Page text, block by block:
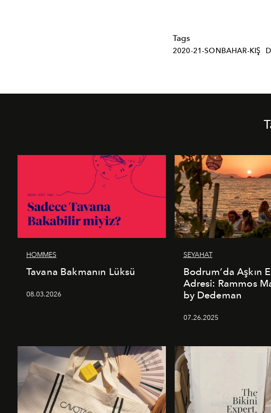
Tags
2020-21-SONBAHAR-KIŞ
HOMMES
Tavana Bakmanın Lüksü
08.03.2026
SEYAHAT
Bodrum’da Aşkın
Adresi: Rammos
by Dedeman
07.26.2025